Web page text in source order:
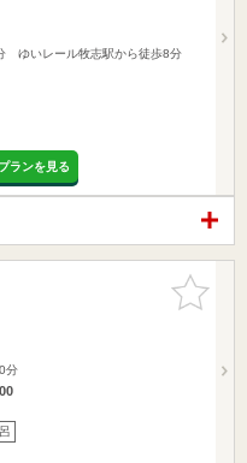
ゆいレール牧志駅から徒歩8分
ランを見る
お気に入
りに追加
分